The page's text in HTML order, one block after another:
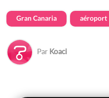
Gran Canaria aéroport
Par Koaci